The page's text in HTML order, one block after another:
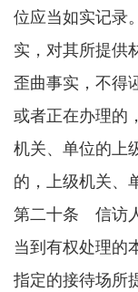
位应当如实记录
实，对其所提供
歪曲事实，不得
或者正在办理的
机关、单位的上
的，上级机关、
第二十条 信访
当到有权处理的
指定的接待场所